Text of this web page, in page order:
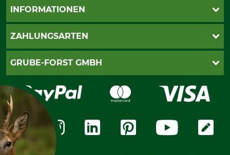
Katalogbestellung
INFORMATIONEN
AGB
Widerrufsformular
Datenschutz
Zahlungsarten
ZAHLUNGSARTEN
PayPal
Vorkasse
GRUBE-FORST GMBH
Karriere
Über uns
Messetermine
Community
International